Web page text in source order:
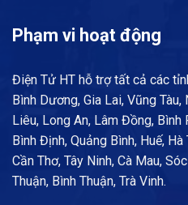
Phạm vi hoạt động
Điện Tử HT hỗ trợ tất cả các
Bình Dương, Gia Lai, Vũng
Liêu, Long An, Lâm Đồng,
Bình Định, Quảng Bình, Huế,
Cần Thơ, Tây Ninh, Cà Mau,
Thuận, Bình Thuận, Trà Vinh.